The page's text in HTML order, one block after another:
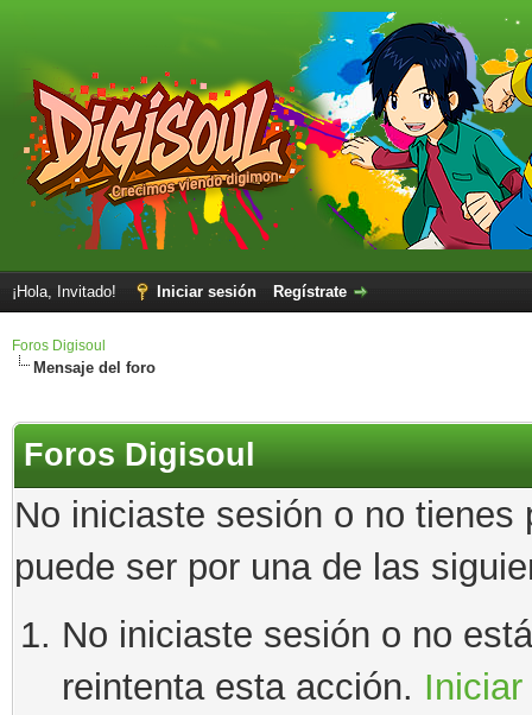
¡Hola, Invitado! Iniciar sesión Regístrate
Foros Digisoul
Mensaje del foro
Foros Digisoul
No iniciaste sesión o no
puede ser por una de las
No iniciaste sesión o no
reintenta esta acción.